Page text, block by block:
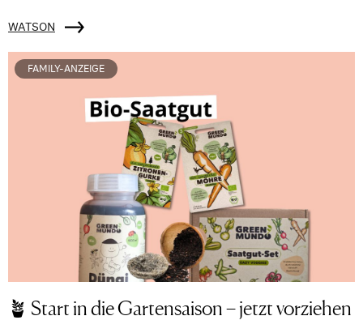
WATSON
FAMILY-ANZEIGE
🪴 Start in die Gartensaison – jetzt vorziehen